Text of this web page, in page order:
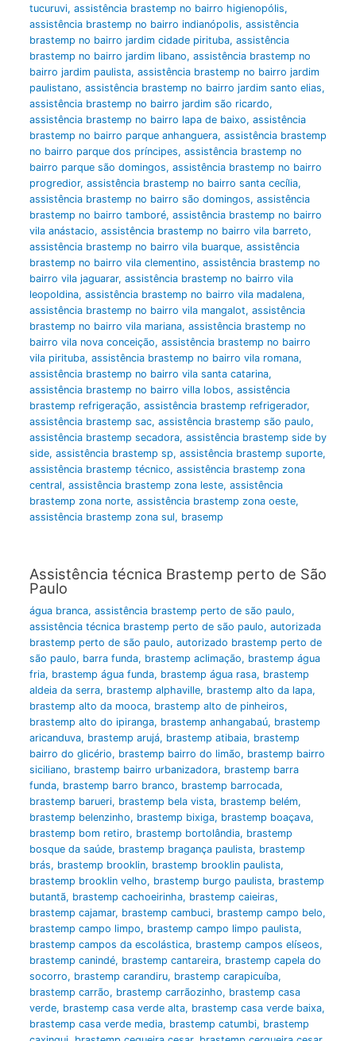
tucuruvi, assistência brastemp no bairro higienopólis,
assistência brastemp no bairro indianópolis, assistência
brastemp no bairro jardim cidade pirituba, assistência
brastemp no bairro jardim libano, assistência brastemp no
bairro jardim paulista, assistência brastemp no bairro jardim
paulistano, assistência brastemp no bairro jardim santo elias,
assistência brastemp no bairro jardim são ricardo,
assistência brastemp no bairro lapa de baixo, assistência
brastemp no bairro parque anhanguera, assistência brastemp
no bairro parque dos príncipes, assistência brastemp no
bairro parque são domingos, assistência brastemp no bairro
progredior, assistência brastemp no bairro santa cecília,
assistência brastemp no bairro são domingos, assistência
brastemp no bairro tamboré, assistência brastemp no bairro
vila anástacio, assistência brastemp no bairro vila barreto,
assistência brastemp no bairro vila buarque, assistência
brastemp no bairro vila clementino, assistência brastemp no
bairro vila jaguarar, assistência brastemp no bairro vila
leopoldina, assistência brastemp no bairro vila madalena,
assistência brastemp no bairro vila mangalot, assistência
brastemp no bairro vila mariana, assistência brastemp no
bairro vila nova conceição, assistência brastemp no bairro
vila pirituba, assistência brastemp no bairro vila romana,
assistência brastemp no bairro vila santa catarina,
assistência brastemp no bairro villa lobos, assistência
brastemp refrigeração, assistência brastemp refrigerador,
assistência brastemp sac, assistência brastemp são paulo,
assistência brastemp secadora, assistência brastemp side by
side, assistência brastemp sp, assistência brastemp suporte,
assistência brastemp técnico, assistência brastemp zona
central, assistência brastemp zona leste, assistência
brastemp zona norte, assistência brastemp zona oeste,
assistência brastemp zona sul, brasemp
Assistência técnica Brastemp perto de São
Paulo
água branca, assistência brastemp perto de são paulo,
assistência técnica brastemp perto de são paulo, autorizada
brastemp perto de são paulo, autorizado brastemp perto de
são paulo, barra funda, brastemp aclimação, brastemp água
fria, brastemp água funda, brastemp água rasa, brastemp
aldeia da serra, brastemp alphaville, brastemp alto da lapa,
brastemp alto da mooca, brastemp alto de pinheiros,
brastemp alto do ipiranga, brastemp anhangabaú, brastemp
aricanduva, brastemp arujá, brastemp atibaia, brastemp
bairro do glicério, brastemp bairro do limão, brastemp bairro
siciliano, brastemp bairro urbanizadora, brastemp barra
funda, brastemp barro branco, brastemp barrocada,
brastemp barueri, brastemp bela vista, brastemp belém,
brastemp belenzinho, brastemp bixiga, brastemp boaçava,
brastemp bom retiro, brastemp bortolândia, brastemp
bosque da saúde, brastemp bragança paulista, brastemp
brás, brastemp brooklin, brastemp brooklin paulista,
brastemp brooklin velho, brastemp burgo paulista, brastemp
butantã, brastemp cachoeirinha, brastemp caieiras,
brastemp cajamar, brastemp cambuci, brastemp campo belo,
brastemp campo limpo, brastemp campo limpo paulista,
brastemp campos da escolástica, brastemp campos elíseos,
brastemp canindé, brastemp cantareira, brastemp capela do
socorro, brastemp carandiru, brastemp carapicuíba,
brastemp carrão, brastemp carrãozinho, brastemp casa
verde, brastemp casa verde alta, brastemp casa verde baixa,
brastemp casa verde media, brastemp catumbi, brastemp